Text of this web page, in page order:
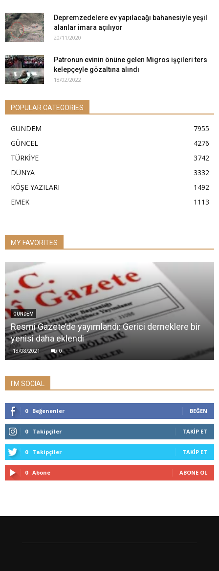
Depremzedelere ev yapılacağı bahanesiyle yeşil
alanlar imara açılıyor
20/11/2020
Patronun evinin önüne gelen Migros işçileri ters
kelepçeyle gözaltına alındı
18/02/2022
POPULAR CATEGORIES
GÜNDEM
7955
GÜNCEL
4276
TÜRKİYE
3742
DÜNYA
3332
KÖŞE YAZILARI
1492
EMEK
1113
MY FAVORITES
GÜNDEM
Resmi Gazete’de yayımlandı: Gerici derneklere bir
yenisi daha eklendi
18/08/2021 0
I'M SOCIAL
0 Beğenenler BEĞEN
0 Takipçiler TAKIP ET
0 Takipçiler TAKIP ET
0 Abone ABONE OL